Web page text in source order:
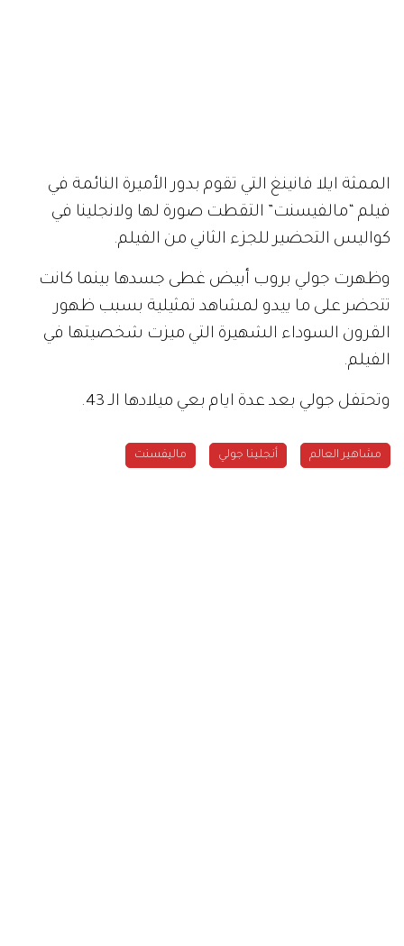
الممثة ايلا فانينغ التي تقوم بدور الأميرة النائمة في
فيلم “مالفيسنت” التقطت صورة لها ولانجلينا في
كواليس التحضير للجزء الثاني من الفيلم.
وظهرت جولي بروب أبيض غطى جسدها بينما كانت
تتحضر على ما ييدو لمشاهد تمثيلية بسبب ظهور
القرون السوداء الشهيرة التي ميزت شخصيتها في
الفيلم.
وتحتفل جولي بعد عدة ايام بعي ميلادها الـ 43 .
مشاهير العالم أنجلينا جولي ماليفسنت